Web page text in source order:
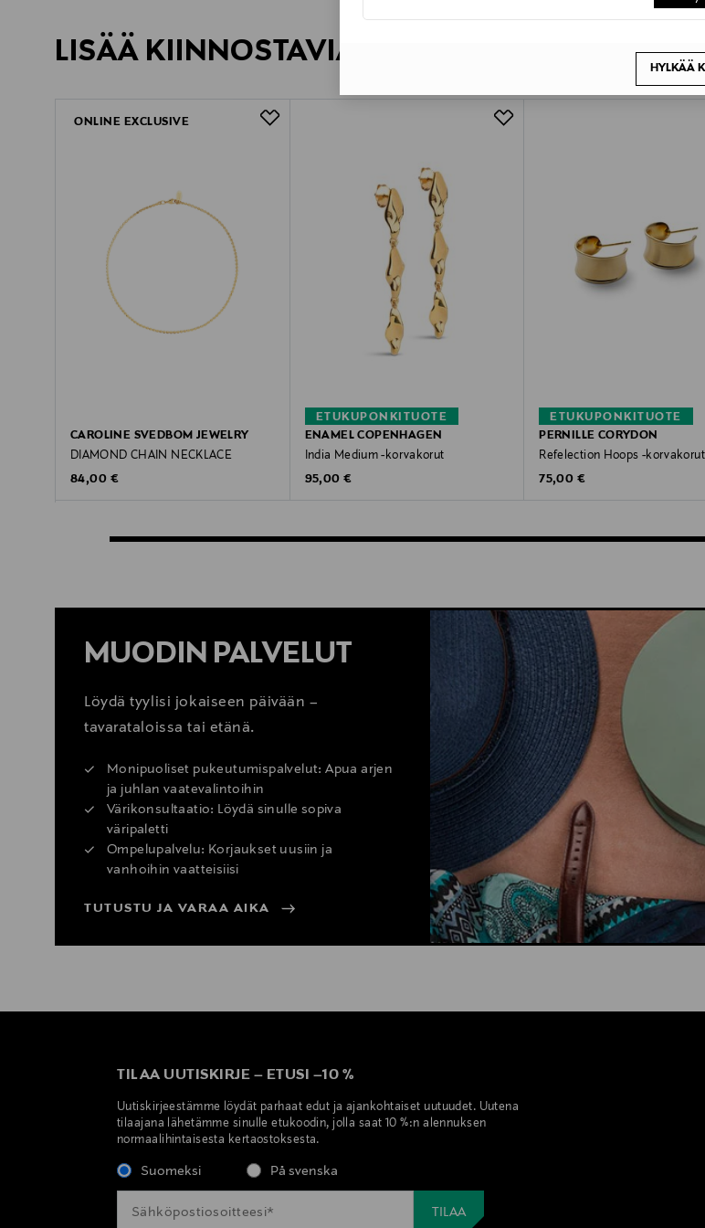
HYLKÄÄ
LISÄÄ KIINNOSTAVIA TUOTTEITA
ONLINE EXCLUSIVE
CAROLINE SVEDBOM JEWELRY
DIAMOND CHAIN NECKLACE
Original Price
84,00 €
ETUKUPONKITUOTE
ENAMEL COPENHAGEN
India Medium -korvakorut
Original Price
95,00 €
ETUKUPONKITUOTE
PERNILLE CORYDON
Refelection Hoops -korvakorut
Original Price
75,00 €
MUODIN PALVELUT
Löydä tyylisi jokaiseen päivään –
tavarataloissa tai etänä.
Monipuoliset pukeutumispalvelut: Apua arjen
ja juhlan vaatevalintoihin
Värikonsultaatio: Löydä sinulle sopiva
väripaletti
Ompelupalvelu: Korjaukset uusiin ja
vanhoihin vaatteisiisi
TUTUSTU JA VARAA AIKA
TILAA UUTISKIRJE – ETUSI –10 %
Uutiskirjeestämme löydät parhaat edut ja ajankohtaiset uutuudet. Uutena
tilaajana lähetämme sinulle etukoodin, jolla saat 10 %:n alennuksen
normaalihintaisesta kertaostoksesta.
Suomeksi På svenska